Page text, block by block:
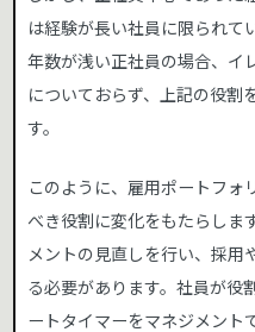
は経験が長い社員に限られて
年数が浅い正社員の場合、イ
についておらず、上記の役割
す。
このように、雇用ポートフォ
べき役割に変化をもたらしま
メントの見直しを行い、採用
る必要があります。社員が役
ートタイマーをマネジメント